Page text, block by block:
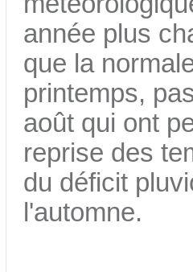
année plus
que la
printemps,
août qui ont
reprise des
du déficit
l'automne.